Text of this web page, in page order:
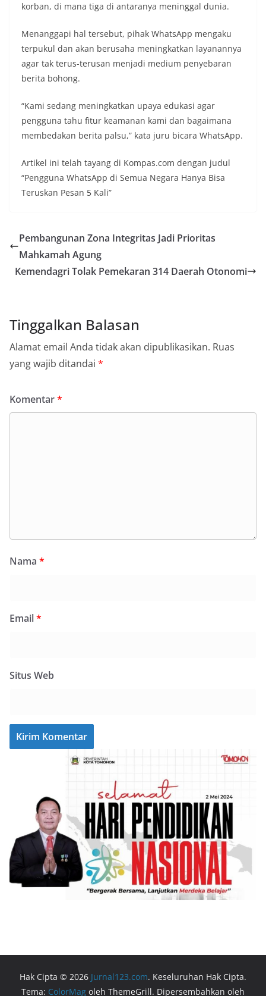
korban, di mana tiga di antaranya meninggal dunia.
Menanggapi hal tersebut, pihak WhatsApp mengaku
terpukul dan akan berusaha meningkatkan layanannya
agar tak terus-terusan menjadi medium penyebaran
berita bohong.
“Kami sedang meningkatkan upaya edukasi agar
pengguna tahu fitur keamanan kami dan bagaimana
membedakan berita palsu,” kata juru bicara WhatsApp.
Artikel ini telah tayang di Kompas.com dengan judul
“Pengguna WhatsApp di Semua Negara Hanya Bisa
Teruskan Pesan 5 Kali”
Pembangunan Zona Integritas Jadi Prioritas
Mahkamah Agung
Kemendagri Tolak Pemekaran 314 Daerah Otonomi
Tinggalkan Balasan
Alamat email Anda tidak akan dipublikasikan. Ruas
yang wajib ditandai *
Komentar*
Nama *
Email*
Situs Web
Hak Cipta © 2026 Jurnal123.com. Keseluruhan Hak Cipta.
Tema: ColorMag oleh ThemeGrill. Dipersembahkan oleh